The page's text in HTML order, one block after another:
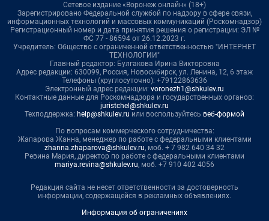
Сетевое издание «Воронеж онлайн» (18+)
Зарегистрировано Федеральной службой по надзору в сфере связи,
информационных технологий и массовых коммуникаций (Роскомнадзор)
Регистрационный номер и дата принятия решения о регистрации: ЭЛ №
ФС 77 - 86594 от 26.12.2023 г.
Учредитель: Общество с ограниченной ответственностью "ИНТЕРНЕТ
ТЕХНОЛОГИИ"
Главный редактор: Булгакова Ирина Викторовна
Адрес редакции: 630099, Россия, Новосибирск, ул. Ленина, 12, 6 этаж
Телефоны (круглосуточно): +79122863636
Электронный адрес редакции: voronezh1@shkulev.ru
Контактные данные для Роскомнадзора и государственных органов:
juristchel@shkulev.ru
Техподдержка: help@shkulev.ru или воспользуйтесь веб-формой
По вопросам коммерческого сотрудничества:
Жапарова Жанна, менеджер по работе с федеральными клиентами
zhanna.zhaparova@shkulev.ru, моб. + 7 982 640 34 32
Ревина Мария, директор по работе с федеральными клиентами
mariya.revina@shkulev.ru, моб. +7 910 402 4056
Редакция сайта не несет ответственности за достоверность
информации, содержащейся в рекламных объявлениях.
Информация об ограничениях